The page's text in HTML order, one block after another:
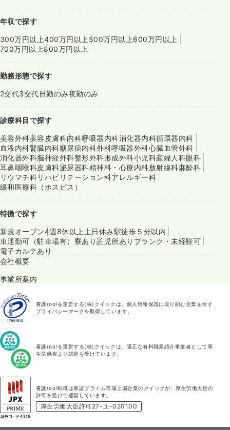
年収で探す
300万円以上400万円以上 500万円以上600万円以上
700万円以上800万円以上
勤務形態で探す
2交代3交代日勤のみ夜勤のみ
診療科目で探す
美容外科美容皮膚科内科呼吸器内科消化器内科循環器内科
血液内科腎臓内科糖尿病内科外科呼吸器外科心臓血管外科
消化器外科脳神経外科整形外科形成外科小児科産婦人科眼科
耳鼻咽喉科皮膚科泌尿器科精神科・心療内科放射線科麻酔科
リウマチ科リハビリテーション科アレルギー科
緩和医療科（ホスピス）
特徴で探す
新規オープン4週8休以上 土日休み駅徒歩５分以内
車通勤可（駐車場有） 寮あり託児所あり ブランク・未経験可
電子カルテあり
会社概要
事業所案内
看護roo!を運営する(株)クイックは、個人情報保護に取り組む企業を示す
プライバシーマークを取得しています。
看護roo!を運営する(株)クイックは、適正な有料職業紹介事業者として厚
生労働省より認定を受けています。
看護roo!転職は東証プライム市場上場企業のクイックが、厚生労働大臣の
許可を受けて運営しています。
厚生労働大臣許可27-ユ-020100